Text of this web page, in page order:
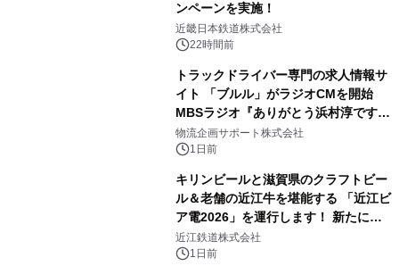
ンペーンを実施！
近畿日本鉄道株式会社
22時間前
トラックドライバー専門の求人情報サ
イト 「ブルル」がラジオCMを開始
MBSラジオ『ありがとう浜村淳です』
にて8月1日(土)より
物流企画サポート株式会社
1日前
キリンビールと滋賀県のクラフトビー
ル＆老舗の近江牛を堪能する 「近江ビ
ア電2026」を運行します！ 新たに
「長濱浪漫ビール」が参加！キリン一
番搾り飲み放題が復活！
近江鉄道株式会社
1日前